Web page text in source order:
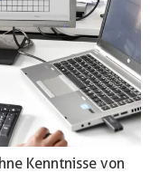
Kenntnisse von